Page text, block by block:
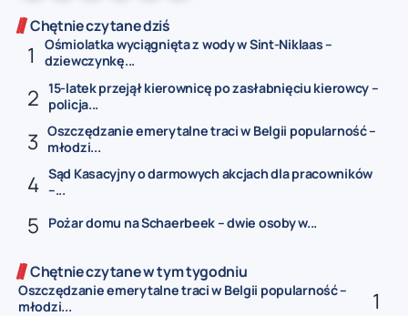
Chętnie czytane dziś
Ośmiolatka wyciągnięta z wody w Sint-Niklaas –
dziewczynkę...
15-latek przejął kierownicę po zasłabnięciu kierowcy –
policja...
Oszczędzanie emerytalne traci w Belgii popularność –
młodzi...
Sąd Kasacyjny o darmowych akcjach dla pracowników
–...
Pożar domu na Schaerbeek – dwie osoby w...
Chętnie czytane w tym tygodniu
Oszczędzanie emerytalne traci w Belgii popularność –
młodzi...